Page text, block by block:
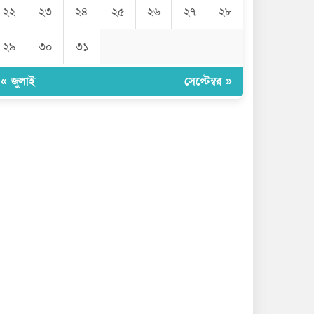
জুলাইয়ে ৪৫৮ সড়ক দুর্ঘটনা, প্রাণ গেল
৪১৬
এবার পোলট্রি মাংসে মিলল
মাত্রাতিরিক্ত অ্যান্টিমাইক্রোবিয়াল
২২ ২৩ ২৪ ২৫ ২৬ ২৭ ২৮
২৯ ৩০ ৩১
« জুলাই সেপ্টেম্বর »